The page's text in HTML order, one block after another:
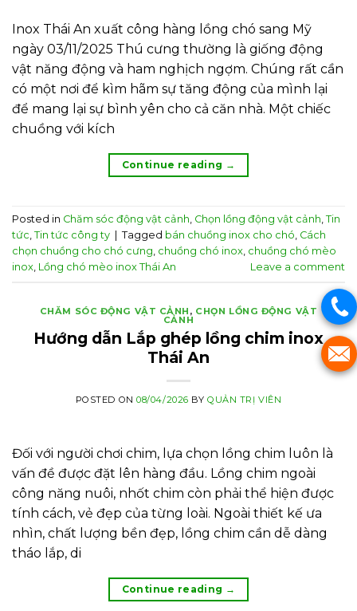
Inox Thái An xuất công hàng lồng chó sang Mỹ
ngày 03/11/2025 Thú cưng thường là giống động
vật năng động và ham nghịch ngợm. Chúng rất cần
có một nơi để kìm hãm sự tăng động của mình lại
để mang lại sự bình yên cho cả căn nhà. Một chiếc
chuồng với kích
Continue reading →
Posted in Chăm sóc động vật cảnh Chọn lồng động vật cảnh Tin
tức Tin tức công ty Tagged bán chuồng inox cho chó Cách
chọn chuồng cho chó cưng chuồng chó inox chuồng chó mèo
inox Lồng chó mèo inox Thái An Leave a comment
CHĂM SÓC ĐỘNG VẬT CẢNH , CHỌN LỒNG ĐỘNG VẬT
CẢNH
Hướng dẫn Lắp ghép lồng chim inox
Thái An
POSTED ON08/04/2026 BYQUẢN TRỊ VIÊN
Đối với người chơi chim, lựa chọn lồng chim luôn là
vấn đề được đặt lên hàng đầu. Lồng chim ngoài
công năng nuôi, nhốt chim còn phải thể hiện được
tính cách, vẻ đẹp của từng loài. Ngoài thiết kế ưa
nhìn, chất lượng bền đẹp, lồng chim cần dễ dàng
tháo lắp, di
Continue reading →